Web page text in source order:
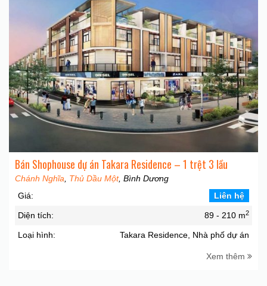
Bán Shophouse dự án Takara Residence – 1 trệt 3 lầu
Chánh Nghĩa Thủ Dầu Một, Bình Dương
Giá:
Liên hệ
Diện tích: 89 - 210 m2
Loại hình: Takara Residence, Nhà phố dự án
Xem thêm